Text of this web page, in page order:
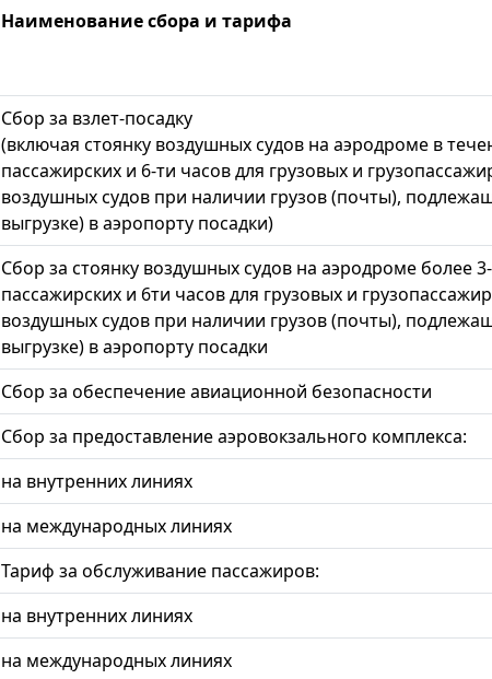
Наименование сбора и тарифа
Сбор за взлет-посадку
(включая стоянку воздушных судов на аэродроме в
пассажирских и 6-ти часов для грузовых и
воздушных судов при наличии грузов (почты),
выгрузке) в аэропорту посадки)
Сбор за стоянку воздушных судов на аэродроме более
пассажирских и 6ти часов для грузовых и
воздушных судов при наличии грузов (почты),
выгрузке) в аэропорту посадки
Сбор за обеспечение авиационной безопасности
Сбор за предоставление аэровокзального комплекса:
на внутренних линиях
на международных линиях
Тариф за обслуживание пассажиров:
на внутренних линиях
на международных линиях